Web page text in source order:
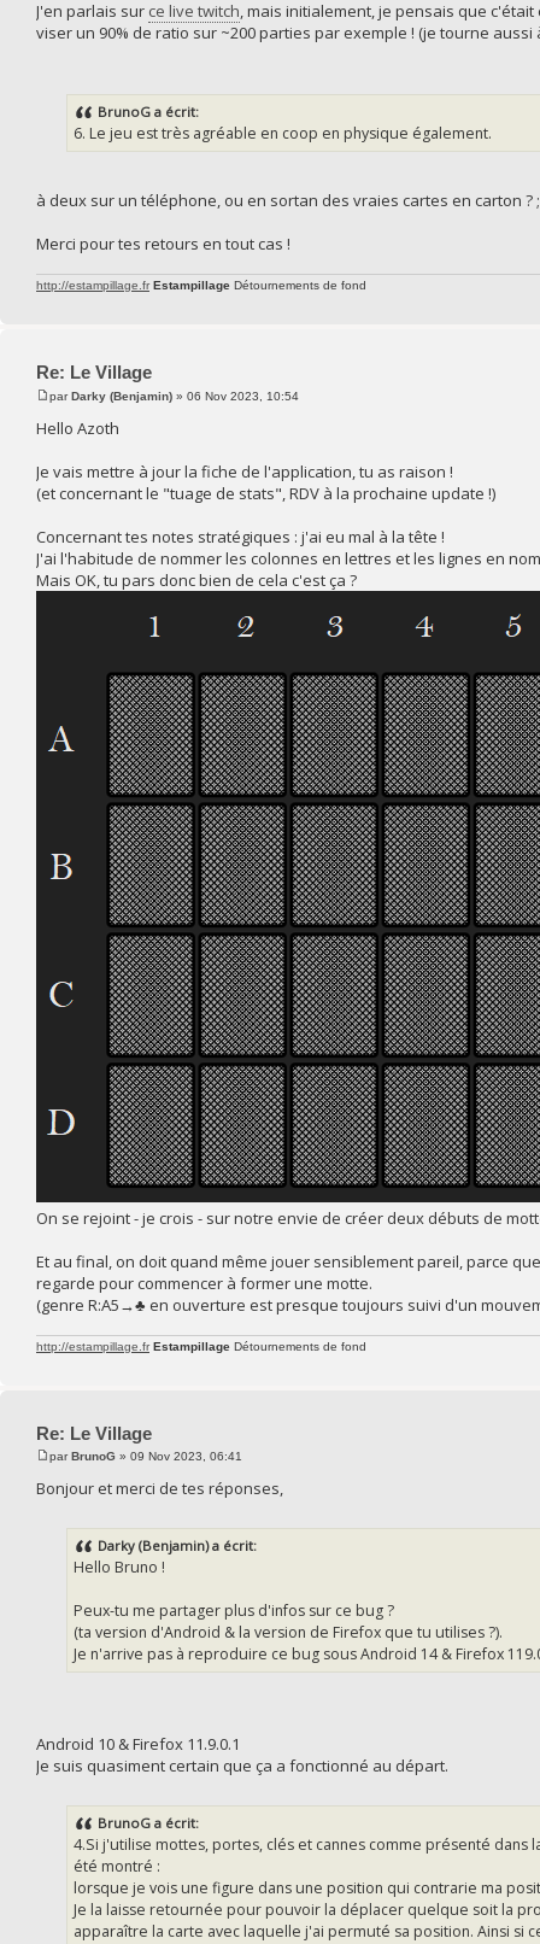
J'en parlais sur ce live twitch , mais initialement, je pensais que
viser un 90% de ratio sur ~200 parties par exemple ! (je tourne aussi
BrunoG a écrit:
6. Le jeu est très agréable en coop en physique également.
à deux sur un téléphone, ou en sortan des vraies cartes en carton ?
Merci pour tes retours en tout cas !
http://estampillage.fr Estampillage Détournements de fond
Re: Le Village
parDarky (Benjamin) » 06 Nov 2023, 10:54
Hello Azoth
Je vais mettre à jour la fiche de l'application, tu as raison !
(et concernant le "tuage de stats", RDV à la prochaine update !)
Concernant tes notes stratégiques : j'ai eu mal à la tête !
J'ai l'habitude de nommer les colonnes en lettres et les lignes en
Mais OK, tu pars donc bien de cela c'est ça ?
On se rejoint - je crois - sur notre envie de créer deux débuts de
Et au final, on doit quand même jouer sensiblement pareil, parce
regarde pour commencer à former une motte.
(genre R:A5→♣ en ouverture est presque toujours suivi d'un
http://estampillage.fr Estampillage Détournements de fond
Re: Le Village
parBrunoG » 09 Nov 2023, 06:41
Bonjour et merci de tes réponses,
Darky (Benjamin) a écrit:
Hello Bruno !
Peux-tu me partager plus d'infos sur ce bug ?
(ta version d'Android & la version de Firefox que tu utilises ?).
Je n'arrive pas à reproduire ce bug sous Android 14 & Firefox
Android 10 & Firefox 11.9.0.1
Je suis quasiment certain que ça a fonctionné au départ.
BrunoG a écrit:
4.Si j'utilise mottes, portes, clés et cannes comme présenté
été montré :
lorsque je vois une figure dans une position qui contrarie ma
Je la laisse retournée pour pouvoir la déplacer quelque soit la
apparaître la carte avec laquelle j'ai permuté sa position. Ainsi si